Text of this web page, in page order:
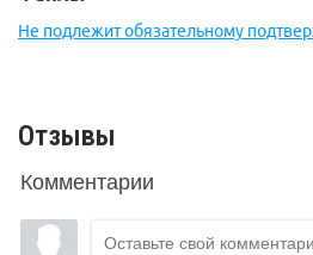
Не подлежит обязательному
Отзывы
Комментарии